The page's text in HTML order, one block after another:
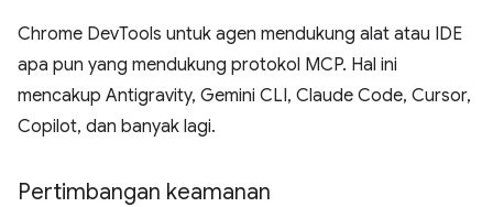
Chrome DevTools untuk agen mendukung alat atau IDE
apa pun yang mendukung protokol MCP. Hal ini
mencakup Antigravity, Gemini CLI, Claude Code, Cursor,
Copilot, dan banyak lagi.
Pertimbangan keamanan